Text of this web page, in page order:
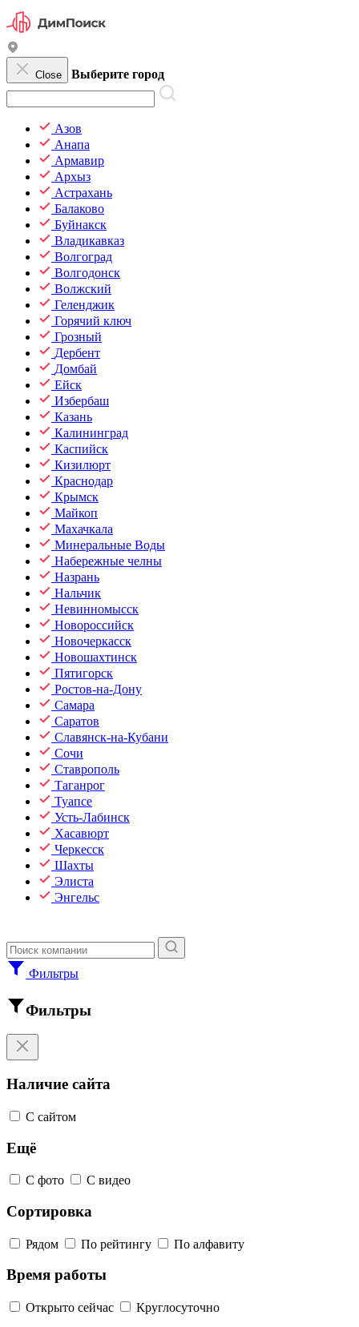
Close Выберите город
Азов
Анапа
Армавир
Архыз
Астрахань
Балаково
Буйнакск
Владикавказ
Волгоград
Волгодонск
Волжский
Геленджик
Горячий ключ
Грозный
Дербент
Домбай
Ейск
Избербаш
Казань
Калининград
Каспийск
Кизилюрт
Краснодар
Крымск
Майкоп
Махачкала
Минеральные Воды
Набережные челны
Назрань
Нальчик
Невинномысск
Новороссийск
Новочеркасск
Новошахтинск
Пятигорск
Ростов-на-Дону
Самара
Саратов
Славянск-на-Кубани
Сочи
Ставрополь
Таганрог
Туапсе
Усть-Лабинск
Хасавюрт
Черкесск
Шахты
Элиста
Энгельс
Фильтры
Фильтры
Наличие сайта
С сайтом
Ещё
С фото С видео
Сортировка
Рядом По рейтингу По алфавиту
Время работы
Открыто сейчас Круглосуточно